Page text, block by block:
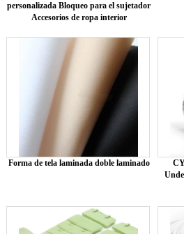
personalizada Bloqueo para el sujetador
Accesorios de ropa interior
Forma de tela laminada doble laminado